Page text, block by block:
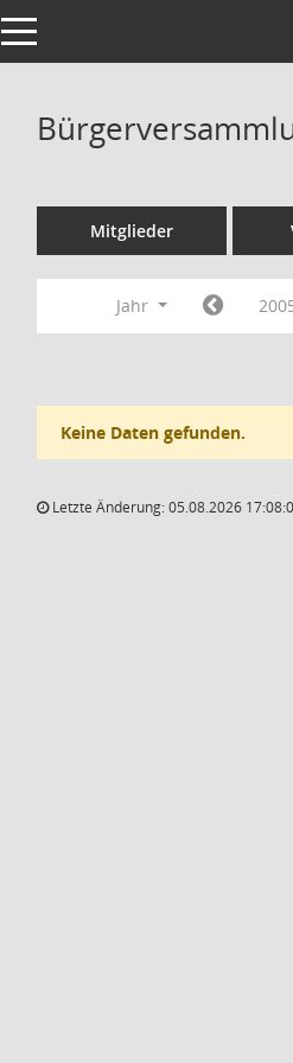
Toggle navigation
Mitglieder
Jahr
Keine Daten gefunden.
Letzte Änderung: 05.08.2026